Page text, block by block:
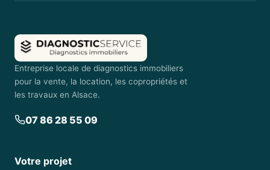
Entreprise locale de diagnostics immobiliers
pour la vente, la location, les copropriétés et
les travaux en Alsace.
07 86 28 55 09
Votre projet